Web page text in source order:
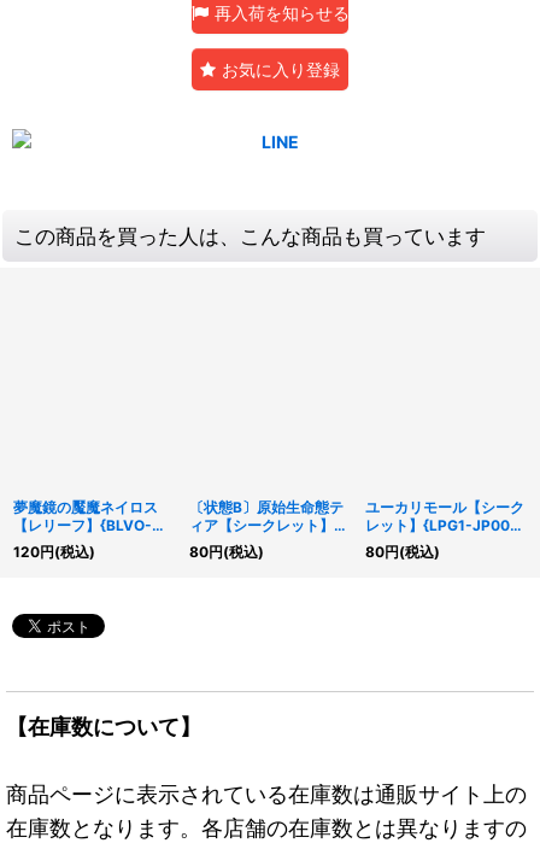
再入荷を知らせる
お気に入り登録
この商品を買った人は、こんな商品も買っています
夢魔鏡の魘魔ネイロス
【レリーフ】{BLVO-
JP042}《融合》
120円(税込)
〔状態B〕原始生命態テ
ィア【シークレット】
{WPP5-JP070}《モン
スター》
80円(税込)
ユーカリモール【シーク
レット】{LPG1-JP003}
《モンスター》
80円(税込)
【在庫数について】
商品ページに表示されている在庫数は通販サイト上の
在庫数となります。各店舗の在庫数とは異なりますの